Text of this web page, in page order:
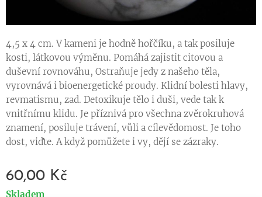
4,5 x 4 cm. V kameni je hodně hořčíku, a tak posiluje
kosti, látkovou výměnu. Pomáhá zajistit citovou a
duševní rovnováhu, Ostraňuje jedy z našeho těla,
vyrovnává i bioenergetické proudy. Klidní bolesti hlavy,
revmatismu, zad. Detoxikuje tělo i duši, vede tak k
vnitřnímu klidu. Je příznivá pro všechna zvěrokruhová
znamení, posiluje trávení, vůli a cílevědomost. Je toho
dost, viďte. A když pomůžete i vy, dějí se zázraky.
60,00 Kč
Skladem